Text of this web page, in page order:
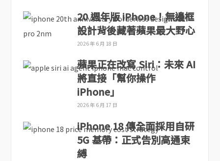
20 週年版 iPhone！無邊框
設計背後藏著蘋果最大野心
2026 年 6 月 18 日
蘋果正在改寫 Siri：未來 AI
將直接「幫你操作
iPhone」
2026 年 6 月 17 日
iPhone 18 傳全面採用自研
5G 基帶：正式告別高通束
縛